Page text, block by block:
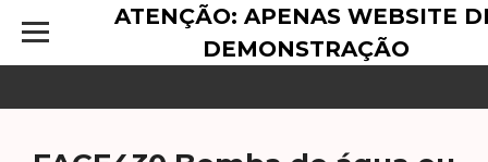
ATENÇÃO: APENAS WEBSITE
DEMONSTRAÇÃO